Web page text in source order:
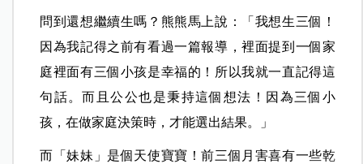
問到還想繼續生嗎？熊熊馬上說：「我想生三個！
因為我記得之前有看過一篇報導，裡面提到一個家
庭裡面有三個小孩是幸福的！所以我就一直記得這
句話。而且公公也是秉持這個想法！因為三個小
孩，在做家庭決策時，才能選出結果。」
而「妹妹」是個天使寶寶！前三個月害喜有一些乾